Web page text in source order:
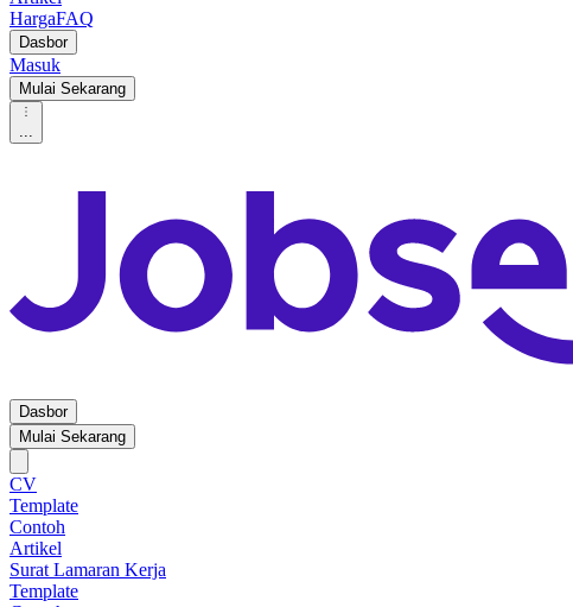
HargaFAQ
Dasbor
Masuk
Mulai Sekarang
...
Dasbor
Mulai Sekarang
CV
Template
Contoh
Artikel
Surat Lamaran Kerja
Template